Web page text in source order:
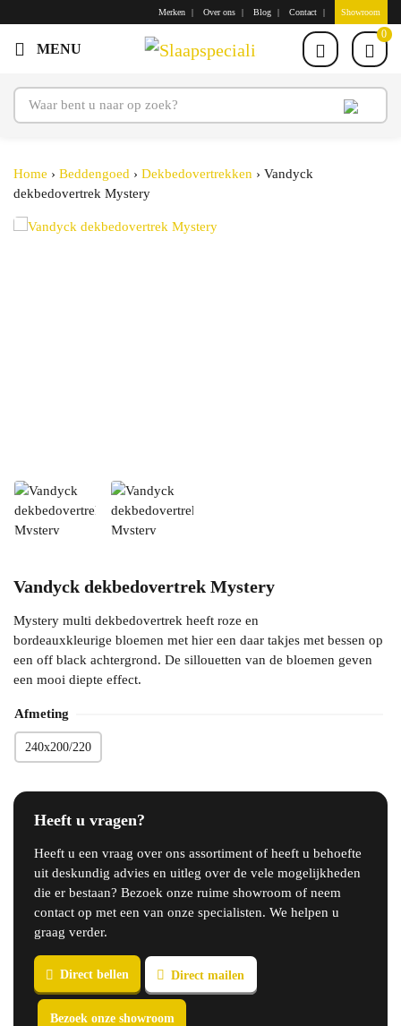
Merken Over ons Blog Contact Showroom
0
Home › Beddengoed › Dekbedovertrekken › Vandyck
dekbedovertrek Mystery
Vandyck dekbedovertrek Mystery
Mystery multi dekbedovertrek heeft roze en
bordeauxkleurige bloemen met hier een daar takjes met bessen op
een off black achtergrond. De sillouetten van de bloemen geven
een mooi diepte effect.
Afmeting
240x200/220
Heeft u vragen?
Heeft u een vraag over ons assortiment of heeft u behoefte
uit deskundig advies en uitleg over de vele mogelijkheden
die er bestaan? Bezoek onze ruime showroom of neem
contact op met een van onze specialisten. We helpen u
graag verder.